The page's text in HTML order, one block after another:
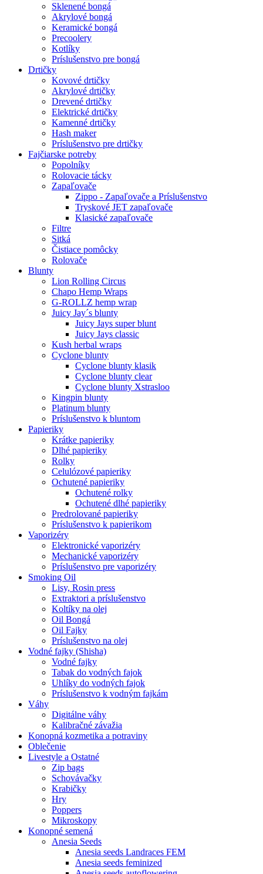
Sklenené bongá
Akrylové bongá
Keramické bongá
Precoolery
Kotlíky
Príslušenstvo pre bongá
Drtičky
Kovové drtičky
Akrylové drtičky
Drevené drtičky
Elektrické drtičky
Kamenné drtičky
Hash maker
Príslušenstvo pre drtičky
Fajčiarske potreby
Popolníky
Rolovacie tácky
Zapaľovače
Zippo - Zapaľovače a Príslušenstvo
Tryskové JET zapaľovače
Klasické zapaľovače
Filtre
Sitká
Čistiace pomôcky
Rolovače
Blunty
Lion Rolling Circus
Chapo Hemp Wraps
G-ROLLZ hemp wrap
Juicy Jay´s blunty
Juicy Jays super blunt
Juicy Jays classic
Kush herbal wraps
Cyclone blunty
Cyclone blunty klasik
Cyclone blunty clear
Cyclone blunty Xstrasloo
Kingpin blunty
Platinum blunty
Príslušenstvo k bluntom
Papieriky
Krátke papieriky
Dlhé papieriky
Rolky
Celulózové papieriky
Ochutené papieriky
Ochutené rolky
Ochutené dlhé papieriky
Predrolované papieriky
Príslušenstvo k papierikom
Vaporizéry
Elektronické vaporizéry
Mechanické vaporizéry
Príslušenstvo pre vaporizéry
Smoking Oil
Lisy, Rosin press
Extraktori a príslušenstvo
Koltíky na olej
Oil Bongá
Oil Fajky
Príslušenstvo na olej
Vodné fajky (Shisha)
Vodné fajky
Tabak do vodných fajok
Uhlíky do vodných fajok
Príslušenstvo k vodným fajkám
Váhy
Digitálne váhy
Kalibračné závažia
Konopná kozmetika a potraviny
Oblečenie
Livestyle a Ostatné
Zip bags
Schovávačky
Krabičky
Hry
Poppers
Mikroskopy
Konopné semená
Anesia Seeds
Anesia seeds Landraces FEM
Anesia seeds feminized